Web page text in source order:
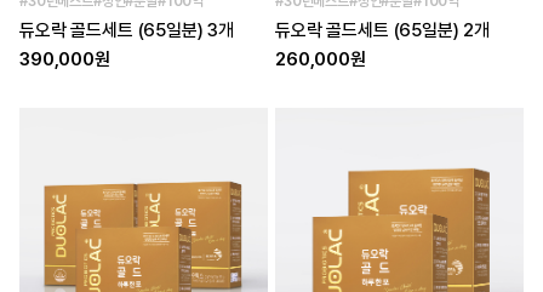
듀오락 골드세트 (65일분) 3개
390,000원
듀오락 골드세트 (65일분) 2개
260,000원